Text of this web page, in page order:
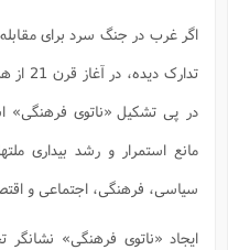
اگر غرب در جنگ سرد برای مقابله
تدارک
در پی تشکیل «ناتوی فرهنگی»
مانع استمرار و رشد بیداری
سیاسی، فرهنگی، اجتماعی و
ایجاد «ناتوی فرهنگی»